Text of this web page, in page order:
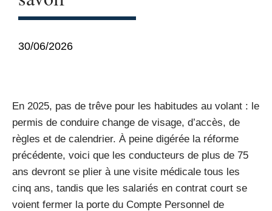
30/06/2026
En 2025, pas de trêve pour les habitudes au volant : le
permis de conduire change de visage, d’accès, de
règles et de calendrier. À peine digérée la réforme
précédente, voici que les conducteurs de plus de 75
ans devront se plier à une visite médicale tous les
cinq ans, tandis que les salariés en contrat court se
voient fermer la porte du Compte Personnel de